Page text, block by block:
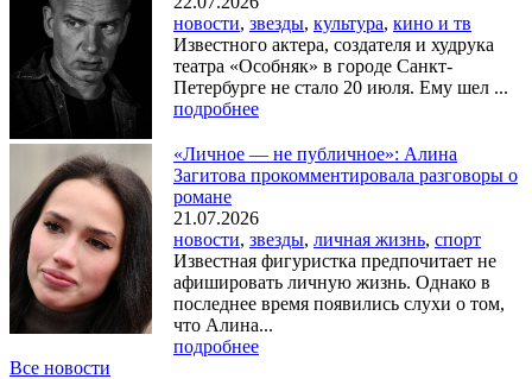
новости, звезды, культура, кино и тв
Известного актера, создателя и худрука
театра «Особняк» в городе Санкт-
Петербурге не стало 20 июля. Ему шел ...
подробнее
«Личное — не публичное»: Алина
Загитова прокомментировала разговоры о
романе
21.07.2026
новости, звезды, личная жизнь, спорт
Известная фигуристка предпочитает не
афишировать личную жизнь. Однако в
последнее время появились слухи о том,
что Алина...
подробнее
Все новости